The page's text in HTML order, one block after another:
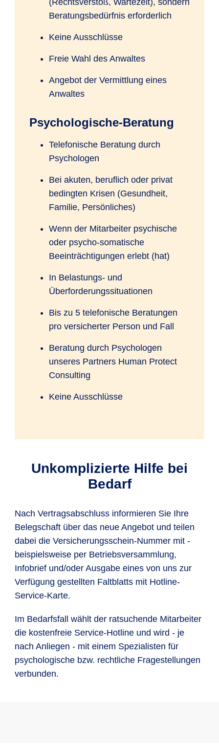
(Rechtsverstoß, Wartezeit), sondern
Beratungsbedürfnis erforderlich
Keine Ausschlüsse
Freie Wahl des Anwaltes
Angebot der Vermittlung eines
Anwaltes
Psychologische-Beratung
Telefonische Beratung durch
Psychologen
Bei akuten, beruflich oder privat
bedingten Krisen (Gesundheit,
Familie, Persönliches)
Wenn der Mitarbeiter psychische
oder psycho-somatische
Beeinträchtigungen erlebt (hat)
In Belastungs- und
Überforderungssituationen
Bis zu 5 telefonische Beratungen
pro versicherter Person und Fall
Beratung durch Psychologen
unseres Partners Human Protect
Consulting
Keine Ausschlüsse
Unkomplizierte Hilfe bei
Bedarf
Nach Vertragsabschluss informieren Sie Ihre
Belegschaft über das neue Angebot und teilen
dabei die Versicherungsschein-Nummer mit -
beispielsweise per Betriebsversammlung,
Infobrief und/oder Ausgabe eines von uns zur
Verfügung gestellten Faltblatts mit Hotline-
Service-Karte.
Im Bedarfsfall wählt der ratsuchende Mitarbeiter
die kostenfreie Service-Hotline und wird - je
nach Anliegen - mit einem Spezialisten für
psychologische bzw. rechtliche Fragestellungen
verbunden.